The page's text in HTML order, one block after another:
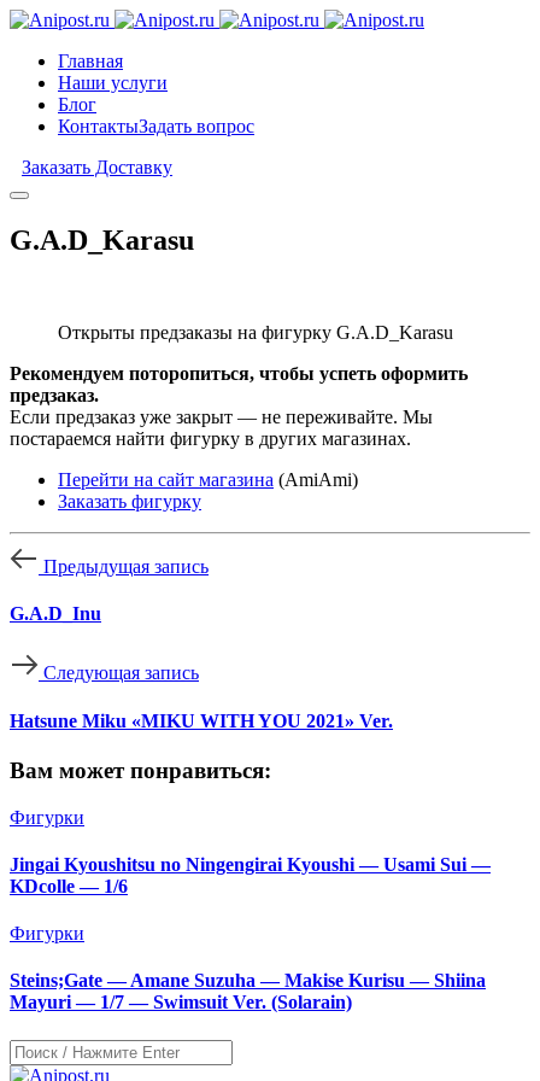
Главная
Наши услуги
Блог
КонтактыЗадать вопрос
Заказать Доставку
G.A.D_Karasu
Открыты предзаказы на фигурку G.A.D_Karasu
Рекомендуем поторопиться, чтобы успеть оформить
предзаказ.
Если предзаказ уже закрыт — не переживайте. Мы
постараемся найти фигурку в других магазинах.
Перейти на сайт магазина (AmiAmi)
Заказать фигурку
Предыдущая запись
G.A.D_Inu
Следующая запись
Hatsune Miku «MIKU WITH YOU 2021» Ver.
Вам может понравиться:
Фигурки
Jingai Kyoushitsu no Ningengirai Kyoushi — Usami Sui —
KDcolle — 1/6
Фигурки
Steins;Gate — Amane Suzuha — Makise Kurisu — Shiina
Mayuri — 1/7 — Swimsuit Ver. (Solarain)